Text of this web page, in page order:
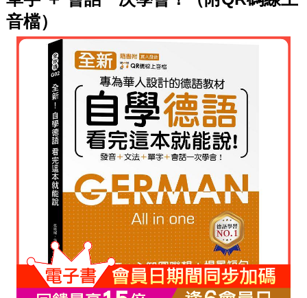
音檔）